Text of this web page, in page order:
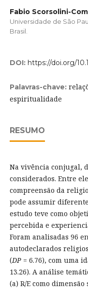
Fabio Scorsolini-
Universidade de São
Brasil.
DOI: https://doi.org/
Palavras-chave:
espiritualidade
RESUMO
Na vivência conjugal,
considerados. Entre
compreensão da
pode assumir
estudo teve como
percebida e
Foram analisadas 96
autodeclarados
(DP = 6.76), com uma
13.26). A análise
(a) R/E como